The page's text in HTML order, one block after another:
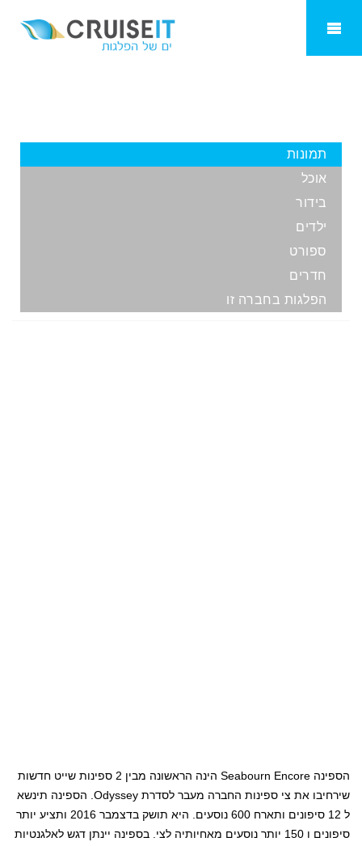
Seaboarn Encore
תמונות
אוכל
בידור
ילדים
ספורט
חדרים
הפלגות בחברה זו
הספינה Seabourn Encore
הינה הראשונה מבין 2 ספינות שייט חדשות
שירחיבו את צי ספינות החברה מעבר לסדרת Odyssey . הספינה תינשא
ל 12 סיפונים ותארח 600 נוסעים. היא תושק בדצמבר 2016 ותציע יותר
סיפונים ו 150 יותר נוסעים מאחיותיה לצי. בספינה יינתן דגש לאלגנטיות